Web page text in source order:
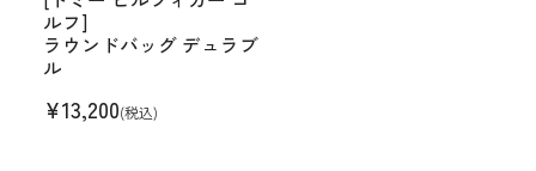
ルフ]
ラウンドバッグ デュラブ
ル
¥13,200(税込)